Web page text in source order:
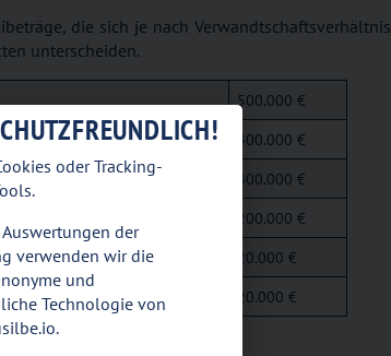
die sich je nach Verwandtschaftsverhältnis
unterscheiden.
500.000 €
400.000 €
400.000 €
200.000 €
20.000 €
20.000 €
oder Tracking-
der
verwenden wir die
und
Technologie von